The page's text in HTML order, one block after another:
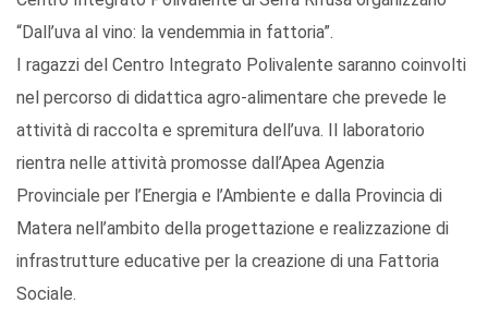
“Dall’uva al vino: la vendemmia in fattoria”.
I ragazzi del Centro Integrato Polivalente saranno coinvolti
nel percorso di didattica agro-alimentare che prevede le
attività di raccolta e spremitura dell’uva. Il laboratorio
rientra nelle attività promosse dall’Apea Agenzia
Provinciale per l’Energia e l’Ambiente e dalla Provincia di
Matera nell’ambito della progettazione e realizzazione di
infrastrutture educative per la creazione di una Fattoria
Sociale.